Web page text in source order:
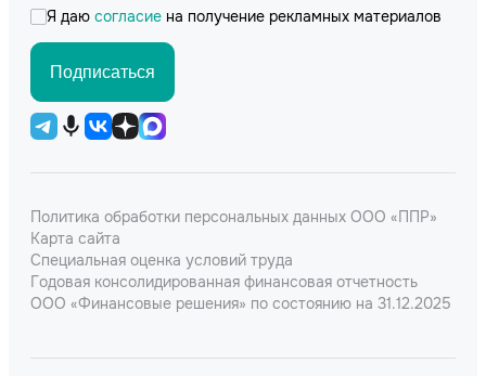
Я даю согласие на получение рекламных материалов
Подписаться
Политика обработки персональных данных ООО «ППР»
Карта сайта
Специальная оценка условий труда
Годовая консолидированная финансовая отчетность
ООО «Финансовые решения» по состоянию на 31.12.2025